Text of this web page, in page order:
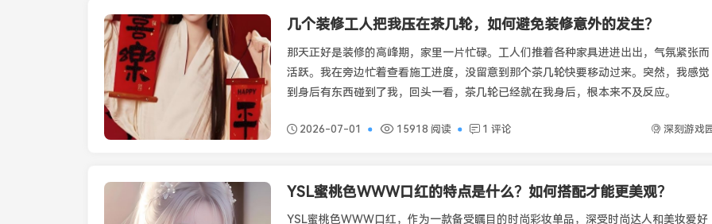
最新资讯
几个装修工人把我压在茶几轮，如何避免装修意外的发生？
那天正好是装修的高峰期，家里一片忙碌。工人们推着各种家具进进出出，气氛紧张而
活跃。我在旁边忙着查看施工进度，没留意到那个茶几轮快要移动过来。突然，我感觉
到身后有东西碰到了我，回头一看，茶几轮已经就在我身后，根本来不及反应。
2026-07-01 15918 阅读 1 评论 深刻游戏
最新资讯
YSL蜜桃色WWW口红的特点是什么？如何搭配才能更美观？
YSL蜜桃色WWW口红，作为一款备受瞩目的时尚彩妆单品，深受时尚达人和美妆爱好